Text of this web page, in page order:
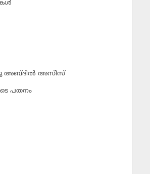
അബ്ദില്‍ അസീസ്‌
പതനം